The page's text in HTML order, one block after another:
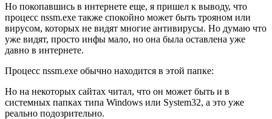
Но покопавшись в интернете еще, я пришел к выводу, что
процесс nssm.exe также спокойно может быть трояном или
вирусом, которых не видят многие антивирусы. Но думаю что
уже видят, просто инфы мало, но она была оставлена уже
давно в интернете.
Процесс nssm.exe обычно находится в этой папке:
Но на некоторых сайтах читал, что он может быть и в
системных папках типа Windows или System32, а это уже
реально подозрительно.